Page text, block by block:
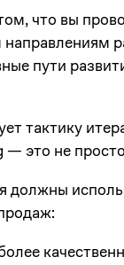
что вы
пути
тактику
это не просто
должны